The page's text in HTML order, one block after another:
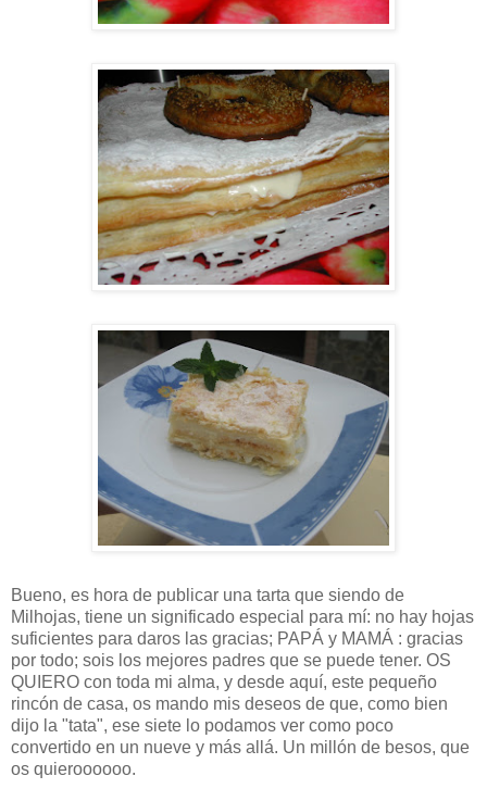
Bueno, es hora de publicar una tarta que siendo de
Milhojas, tiene un significado especial para mí: no hay hojas
suficientes para daros las gracias; PAPÁ y MAMÁ : gracias
por todo; sois los mejores padres que se puede tener. OS
QUIERO con toda mi alma, y desde aquí, este pequeño
rincón de casa, os mando mis deseos de que, como bien
dijo la "tata", ese siete lo podamos ver como poco
convertido en un nueve y más allá. Un millón de besos, que
os quieroooooo.